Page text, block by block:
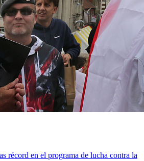
récord en el programa de lucha contra la